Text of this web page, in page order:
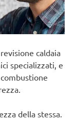
caldaia
specializzati, e
della stessa.